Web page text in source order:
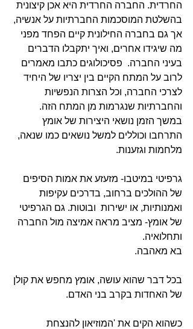
החרדית. החברה החרדית היא אכן קיצונית
בהשלטת המוסכמות החברתיות על אנשיה,
אך גם בחברה החילונית קיים הפחד מפני
מה שיגידו אחרים, ואיך יתקבלו הדברים
בעיני החברה.  פסיכולוגים כתבו מאמרים
לרוב על המתח הקיים בין יצריו של היחיד
לצרכי החברה, וכל הצרות הנפשיות
והחברתיות שנגרמות מן המתח הזה.
במשך הזמן נושאי היצירות של אומץ
התרחבו וכוללים למשל נושאים כמו שנאה,
מלחמות וגזענות.
גרפיטי במיטבו- מזעזע את אמות הסיפים
של ההולכים ברחוב, בדרכים עקיפות
ואמנותיות, או ישירות  ובוטות. גם הגרפיטי
של אומץ- מציב מראה אמיצה מול החברה
ותחלואיה.
בא מאהבה.
בכל דבר שהוא עושה, אומץ מחפש את קולן
של האחדות בקרב בני האדם.
כשהוא הקים את 'המוזיאון להנצחת